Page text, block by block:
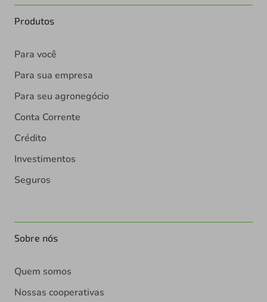
Produtos
Para você
Para sua empresa
Para seu agronegócio
Conta Corrente
Crédito
Investimentos
Seguros
Sobre nós
Quem somos
Nossas cooperativas